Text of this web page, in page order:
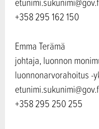
+358 295 162 150
Emma Terämä
johtaja, luonnon
luonnonarvorahoitus -
+358 295 250 255